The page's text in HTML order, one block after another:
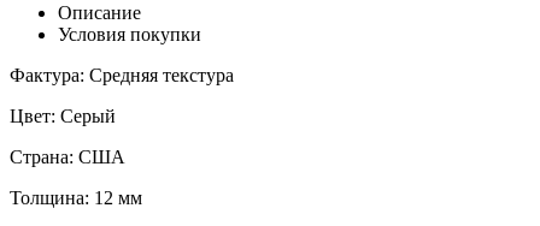
Описание
Условия покупки
Фактура: Средняя текстура
Цвет: Серый
Страна: США
Толщина: 12 мм